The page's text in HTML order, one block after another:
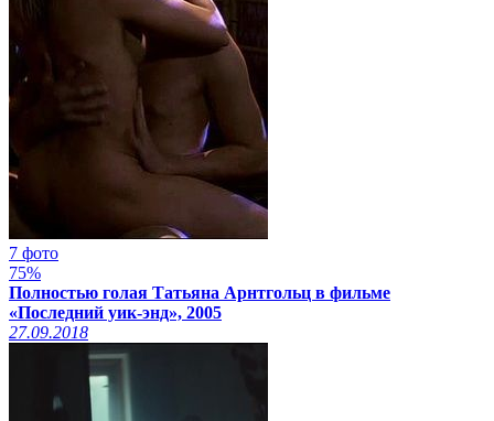
7 фото
75%
Полностью голая Татьяна Арнтгольц в фильме
«Последний уик-энд», 2005
27.09.2018